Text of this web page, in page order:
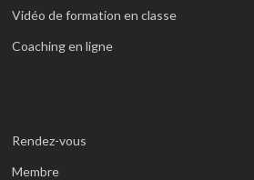
Vidéo de formation en classe
Coaching en ligne
Rendez-vous
Membre